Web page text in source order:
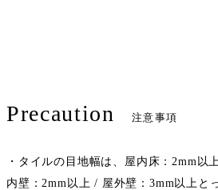
Precaution 注意事項
・タイルの目地幅は、屋内床：2mm以
内壁：2mm以上 / 屋外壁：3mm以上と